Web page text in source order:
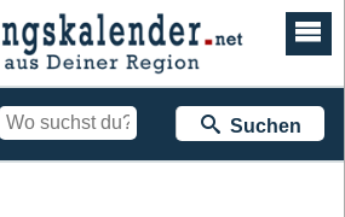
Suchen